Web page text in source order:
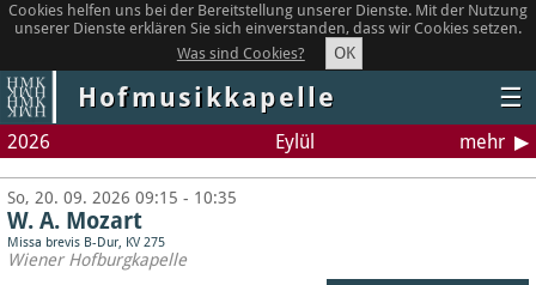
Cookies helfen uns bei der Bereitstellung unserer Dienste. Mit der Nutzung
unserer Dienste erklären Sie sich einverstanden, dass wir Cookies setzen.
Was sind Cookies?
OK
Hofmusikkapelle ☰
2026 Eylül mehr
So, 20. 09. 2026 09:15 - 10:35
W. A. Mozart
Missa brevis B-Dur, KV 275
Wiener Hofburgkapelle